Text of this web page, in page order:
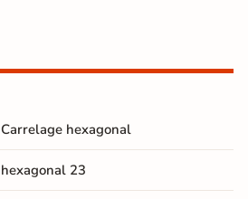
Carrelage hexagonal
hexagonal 23